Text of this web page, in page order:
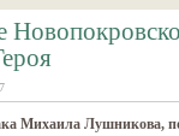
Михаила Лушникова,